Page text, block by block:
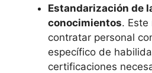
Estandarización de
conocimientos. Este
contratar personal
específico de
certificaciones